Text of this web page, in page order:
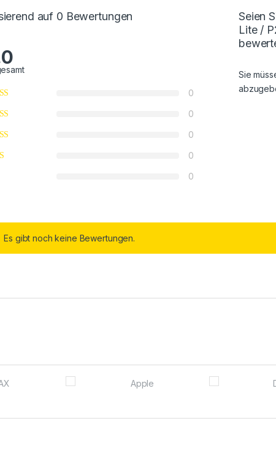
auf 0 Bewertungen
0
0
0
0
0
Seien
Lite /
Sie
Es gibt noch keine Bewertungen.